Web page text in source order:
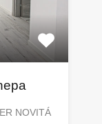
NOVITÁ